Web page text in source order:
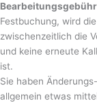
Bearbeitungsgebühr
Festbuchung, wird
zwischenzeitlich die
und keine erneute
ist.
Sie haben
allgemein etwas